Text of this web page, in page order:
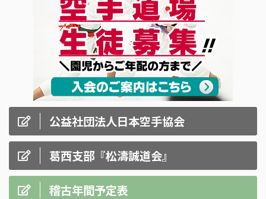
公益社団法人日本空手協会
葛西支部『松濤誠道会』
稽古年間予定表